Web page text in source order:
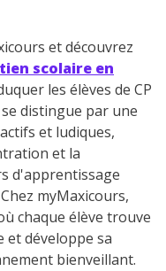
et découvrez
scolaire en
les élèves de CP
distingue par une
et ludiques,
et la
d'apprentissage
myMaxicours,
chaque élève trouve
et développe sa
bienveillant.